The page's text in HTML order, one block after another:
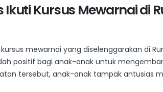
Kursus Mewarnai di
mewarnai yang diselenggarakan di
positif bagi anak-anak untuk
tersebut, anak-anak tampak antusias